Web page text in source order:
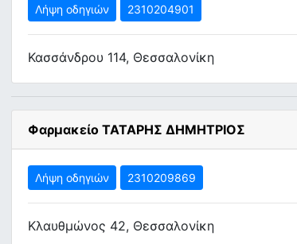
Λήψη οδηγιών 2310204901
Κασσάνδρου 114, Θεσσαλονίκη
Φαρμακείο ΤΑΤΑΡΗΣ ΔΗΜΗΤΡΙΟΣ
Λήψη οδηγιών 2310209869
Κλαυθμώνος 42, Θεσσαλονίκη